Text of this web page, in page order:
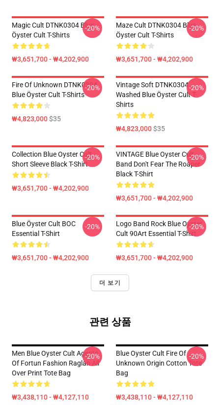
Magic Cult DTNK0304 Blue
Öyster Cult T-Shirts
₩3,651,700 - ₩4,202,900
-20%
Maze Cult DTNK0304 Blue
Öyster Cult T-Shirts
₩3,651,700 - ₩4,202,900
-20%
Fire Of Unknown DTNK0304
Blue Öyster Cult T-Shirts
₩4,823,000$35
-20%
Vintage Soft DTNK0304
Washed Blue Öyster Cult T-
Shirts
₩4,823,000$35
-20%
Collection Blue Oyster Cult
Short Sleeve Black T-Shirt
₩3,651,700 - ₩4,202,900
-20%
VINTAGE Blue Oyster Cult
Band Don't Fear The Roaper
Black T-Shirt
₩3,651,700 - ₩4,202,900
-20%
Blue Öyster Cult BOC
Essential T-Shirt
₩3,651,700 - ₩4,202,900
-20%
Logo Band Rock Blue Oyster
Cult 90Art Essential T-Shirt
₩3,651,700 - ₩4,202,900
-20%
더 보기
관련 상품
Men Blue Oyster Cult Agents
Of Fortun Fashion Raglan All
Over Print Tote Bag
₩3,438,110 - ₩4,127,110
-20%
Blue Oyster Cult Fire Of
Unknown Origin Cotton Tote
Bag
₩3,438,110 - ₩4,127,110
-20%